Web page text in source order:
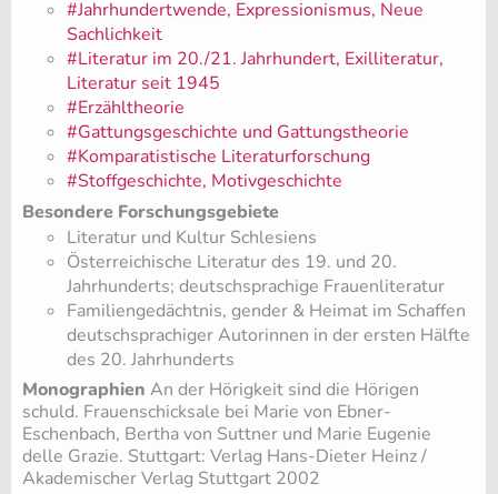
#Jahrhundertwende, Expressionismus, Neue
Sachlichkeit
#Literatur im 20./21. Jahrhundert, Exilliteratur,
Literatur seit 1945
#Erzähltheorie
#Gattungsgeschichte und Gattungstheorie
#Komparatistische Literaturforschung
#Stoffgeschichte, Motivgeschichte
Besondere Forschungsgebiete
Literatur und Kultur Schlesiens
Österreichische Literatur des 19. und 20.
Jahrhunderts; deutschsprachige Frauenliteratur
Familiengedächtnis, gender & Heimat im Schaffen
deutschsprachiger Autorinnen in der ersten Hälfte
des 20. Jahrhunderts
Monographien An der Hörigkeit sind die Hörigen
schuld. Frauenschicksale bei Marie von Ebner-
Eschenbach, Bertha von Suttner und Marie Eugenie
delle Grazie. Stuttgart: Verlag Hans-Dieter Heinz /
Akademischer Verlag Stuttgart 2002